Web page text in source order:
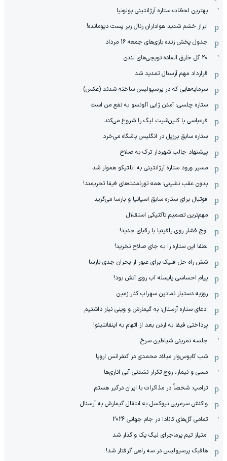
بهترین لحظات ستاره آرژانتینی بولونیا
ابراز خشم شدید هواداران رئال زیر پست دیومانده!
جدول پخش زنده بازی‌های جمعه 16 مرداد
20 گل خارق العاده توپچی‌های لندن
قرارداد مهم آرسنال تمدید شد
سرمایه‌هایی که در پرسپولیس ساخته شدند (عکس)
ستاره چلسی: آمدن ژابی آلونسو به نفع من است
فرعباسی با کلین‌شیت لیگ را شروع می‌کند
ستاره سابق برزیل در انگلیس باشگاه می‌خرد
پیشنهاد جالب شهردار ترک به صلاح
مسیر ورود ستاره آرژانتینی به اتلتیکو هموار شد
بدون عقب نشینی: همه تورنمنت‌های فیفا تحریمند!
فوتبال برای ستاره سابق اسپانیا و بارسا می‌گرید
مهم‌ترین تصمیم تاکتیکی استقلال
اوج فشار روی رافینیا با رقبای جدید!
لطفا این ستاره را به جای صلاح نخرید!
شش راه حل فلیک برای عبور از بحران جدی بارسا
پیام احساسی یایسله آب روی آتش بود!
روزبه دستیار نمادین سهراب کنار زمین
ادعای ستاره آرسنال: به گیمارش و وینی نیاز داشتیم
پرداختی فیفا به اردن بعد از اتهام به اینفانتینو!
جلسه تمرینی شیاطین سرخ
شب کابوس‌وار میلاد محمدی در کنفرانس اروپا
مسی و نیمار، زوج تکرار نشدنی آبی اناری‌ها
ترامپ: شخصاً در مذاکرات با ایران درگیر هستم
واکنش سرمربی نیوکسل به انتقال گیمارش به آرسنال
تمامی گل‌های کانادا در جام جهانی 2026
امتیاز تیم پرماجرای لیگ یک واگذار شد
هافبک پرسپولیس در سه راهی گرفتار شد!